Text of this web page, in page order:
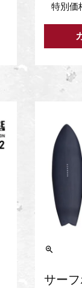
特別価
サーフ